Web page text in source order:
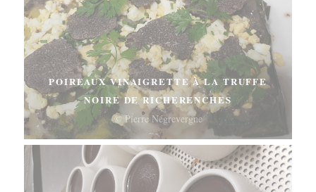
POIREAUX VINAIGRETTE À LA TRUFFE
NOIRE DE RICHERENCHES
© Pierre Négrevergne